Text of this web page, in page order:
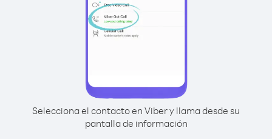
Selecciona el contacto en Viber y llama desde su
pantalla de información